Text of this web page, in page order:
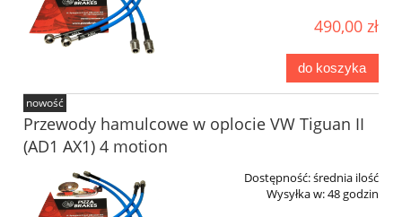
490,00 zł
do koszyka
Przewody hamulcowe w oplocie VW Tiguan II
(AD1 AX1) 4 motion
Dostępność:średnia ilość
Wysyłka w:48 godzin
nowość